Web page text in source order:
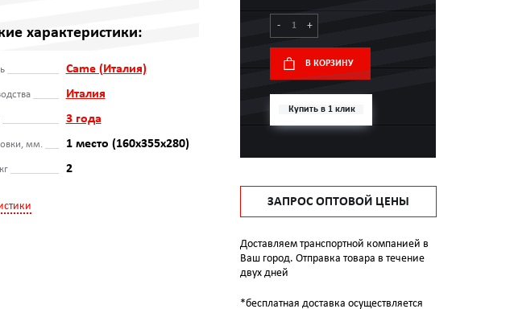
характеристики:
Came (Италия)
Италия
3 года
мм. 1 место (160x355x280)
2
- +
В КОРЗИНУ
Купить в 1 клик
ЗАПРОС ОПТОВОЙ ЦЕНЫ
Доставляем транспортной компанией в
Ваш город. Отправка товара в течение
двух дней
*бесплатная доставка осуществляется